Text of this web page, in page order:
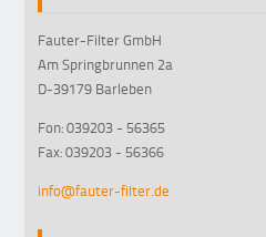
Fauter-Filter GmbH
Am Springbrunnen 2a
D-39179 Barleben
Fon: 039203 - 56365
Fax: 039203 - 56366
info@fauter-filter.de